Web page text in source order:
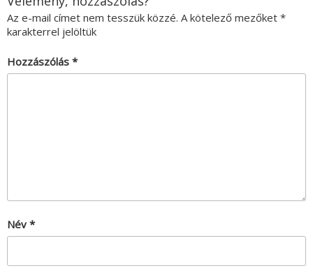
Az e-mail címet nem tesszük közzé. A kötelező mezőket *
karakterrel jelöltük
Hozzászólás *
Név *